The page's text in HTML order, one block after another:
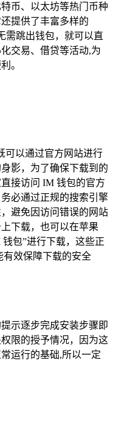
币、以太坊等热门币种
提供了丰富多样的
需跳出钱包，就可以直
交易、借贷等活动,为
。
可以通过官方网站进行
影，为了确保下载到的
接访问 IM 钱包的官方
必通过正规的搜索引擎
避免因访问错误的网站
下载，也可以在苹果
钱包”进行下载，这些正
有效保障下载的安全
示逐步完成安装步骤即
限的授予情况，因为这
运行的基础,所以一定